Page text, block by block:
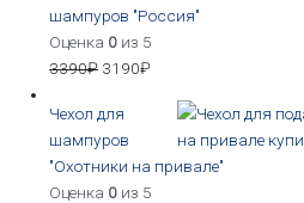
шампуров "Россия"
Оценка 0 из 5
3390₽ 3190₽
Чехол для
шампуров
"Охотники на привале"
Оценка 0 из 5